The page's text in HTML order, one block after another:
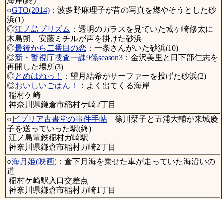
○GTO(2014)：波多野麻理子が昔の写真を燃やそうとした砂
浜(1)
◎江ノ島プリズム ：透明のガラスを見ていた城ヶ崎修太に
木島朔、安藤ミチルが声を掛けた砂浜
◎最後から二番目の恋：一条さんがいた砂浜(10)
◎新・警視庁捜査一課9係season3：金沢美里と日下部仁志を
再開した場所(3)
◎とめはねっ！
：望月結希がサーファーを投げた砂浜(2)
◎おいしいごはん！
：よく出てくる海岸
稲村ケ崎
神奈川県鎌倉市稲村ケ崎2丁目
○ ビブリア古書堂の事件手帖：篠川栞子と五浦大輔が来城慶
子を送っていった駅(終)
江ノ島電鉄稲村ガ崎駅
神奈川県鎌倉市稲村ガ崎2丁目
○海月姫(映画)：倉下月海を乗せた車が走っていた海沿いの
道
稲村ケ崎駅入口交差点
神奈川県鎌倉市稲村ガ崎1丁目